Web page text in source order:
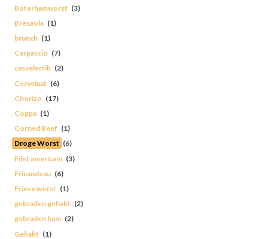
Boterhamworst (3)
Bresaola (1)
brunch (1)
Carpaccio (7)
casselerrib (2)
Cervelaat (6)
Chorizo (17)
Coppa (1)
Corned Beef (1)
Droge Worst (6)
Filet americain (3)
Fricandeau (6)
Friese worst (1)
gebraden gehakt (2)
gebraden ham (2)
Gehakt (1)